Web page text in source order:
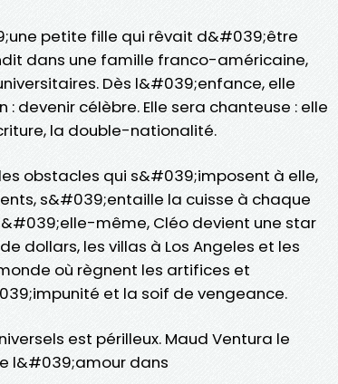
petite fille qui rêvait d&#039;être
dans une famille franco-américaine,
Dès l&#039;enfance, elle
devenir célèbre. Elle sera chanteuse : elle
la double-nationalité.
obstacles qui s&#039;imposent à elle,
s&#039;entaille la cuisse à chaque
même, Cléo devient une star
dollars, les villas à Los Angeles et les
où règnent les artifices et
et la soif de vengeance.
est périlleux. Maud Ventura le
l&#039;amour dans